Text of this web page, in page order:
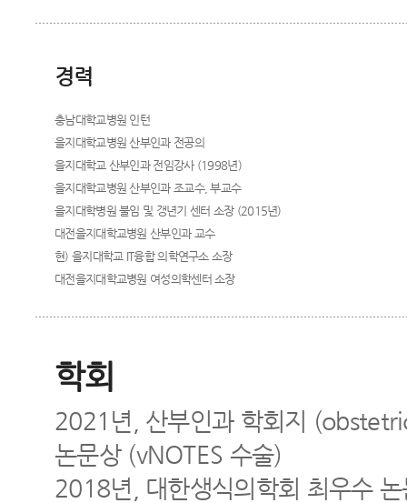
경력
충남대학교병원 인턴
을지대학교병원 산부인과 전공의
을지대학교 산부인과 전임강사 (1998년)
을지대학교병원 산부인과 조교수, 부교수
을지대학병원 불임 및 갱년기 센터 소장 (2015년)
대전을지대학교병원 산부인과 교수
현) 을지대학교 IT융합 의학연구소 소장
대전을지대학교병원 여성의학센터 소장
학회
2021년, 산부인과 학회지
논문상 (vNOTES 수술)
2018년, 대한생식의학회 최우수